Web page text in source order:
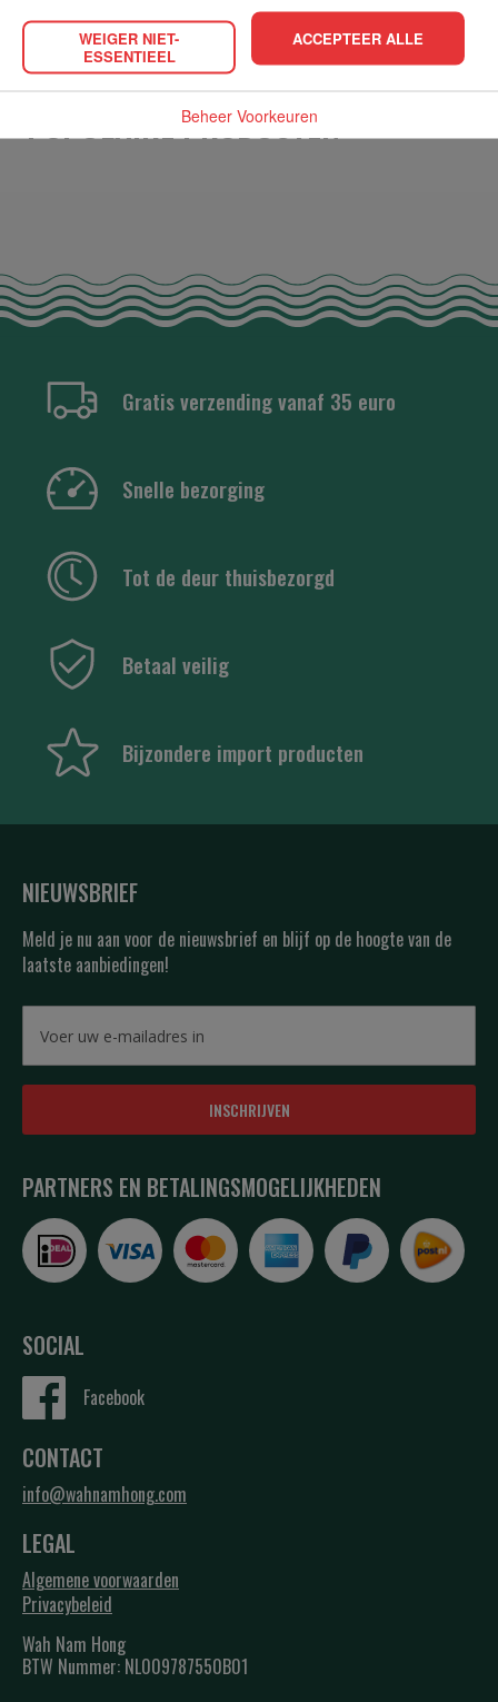
POPULAIRE PRODUCTEN
Gratis verzending vanaf 35 euro
Snelle bezorging
Tot de deur thuisbezorgd
Betaal veilig
Bijzondere import producten
NIEUWSBRIEF
Meld je nu aan voor de nieuwsbrief en blijf op de hoogte van de
laatste aanbiedingen!
INSCHRIJVEN
PARTNERS EN BETALINGSMOGELIJKHEDEN
SOCIAL
Facebook
CONTACT
info@wahnamhong.com
LEGAL
Algemene voorwaarden
Privacybeleid
Wah Nam Hong
BTW Nummer: NL009787550B01
WEIGER NIET-
ESSENTIEEL
ACCEPTEER ALLE
Beheer Voorkeuren